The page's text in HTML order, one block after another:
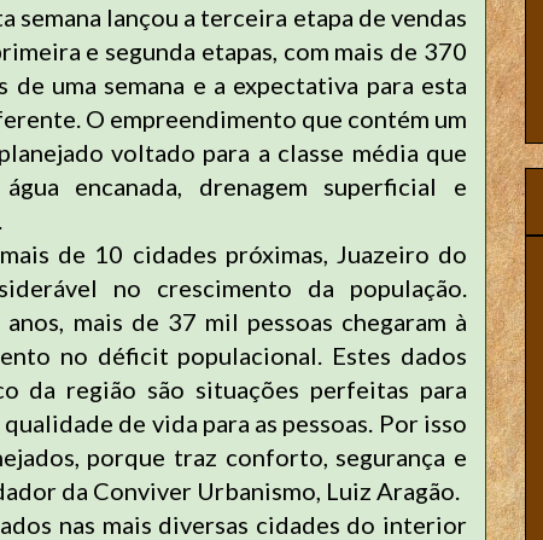
semana lançou a terceira etapa de vendas
e segunda etapas, com mais de 370
uma semana e a expectativa para esta
O empreendimento que contém um
voltado para a classe média que
encanada, drenagem superficial e
de 10 cidades próximas, Juazeiro do
no crescimento da população.
mais de 37 mil pessoas chegaram à
no déficit populacional. Estes dados
da região são situações perfeitas para
de vida para as pessoas. Por isso
porque traz conforto, segurança e
da Conviver Urbanismo, Luiz Aragão.
nas mais diversas cidades do interior